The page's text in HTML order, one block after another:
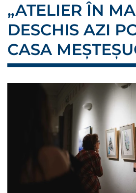
„ATELIER ÎN
DESCHIS AZI
CASA